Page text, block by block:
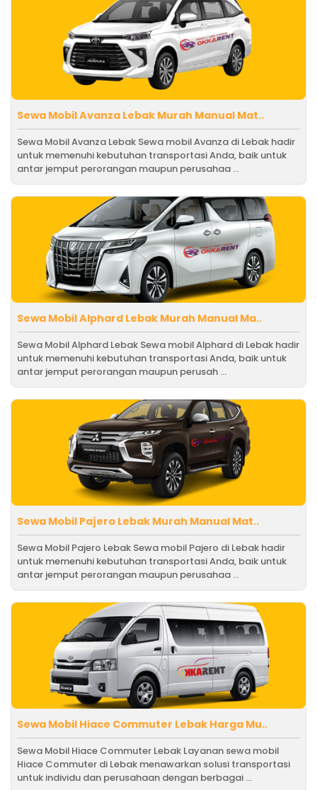
Sewa Mobil Avanza Lebak Murah Manual Mat..
Sewa Mobil Avanza Lebak Sewa mobil Avanza di Lebak hadir
untuk memenuhi kebutuhan transportasi Anda, baik untuk
antar jemput perorangan maupun perusahaa ...
Sewa Mobil Alphard Lebak Murah Manual Ma..
Sewa Mobil Alphard Lebak Sewa mobil Alphard di Lebak hadir
untuk memenuhi kebutuhan transportasi Anda, baik untuk
antar jemput perorangan maupun perusah ...
Sewa Mobil Pajero Lebak Murah Manual Mat..
Sewa Mobil Pajero Lebak Sewa mobil Pajero di Lebak hadir
untuk memenuhi kebutuhan transportasi Anda, baik untuk
antar jemput perorangan maupun perusahaa ...
Sewa Mobil Hiace Commuter Lebak Harga Mu..
Sewa Mobil Hiace Commuter Lebak Layanan sewa mobil
Hiace Commuter di Lebak menawarkan solusi transportasi
untuk individu dan perusahaan dengan berbagai ...